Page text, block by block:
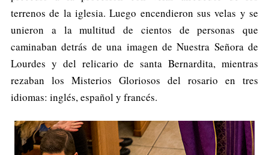
terrenos de la iglesia. Luego encendieron sus velas y se
unieron a la multitud de cientos de personas que
caminaban detrás de una imagen de Nuestra Señora de
Lourdes y del relicario de santa Bernardita, mientras
rezaban los Misterios Gloriosos del rosario en tres
idiomas: inglés, español y francés.